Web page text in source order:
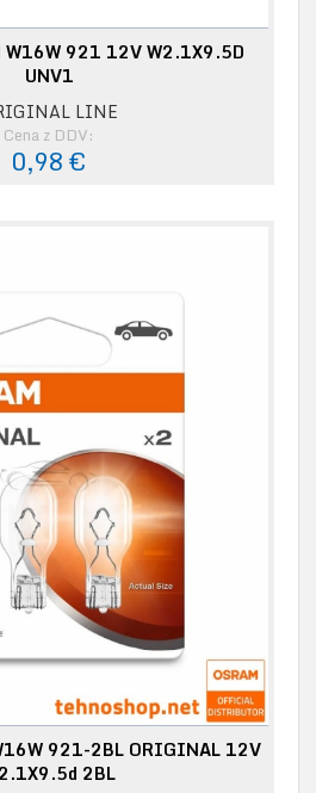
W16W 921 12V W2.1X9.5D
UNV1
LINE
Cena z DDV:
0,98 €
921-2BL ORIGINAL 12V
2BL